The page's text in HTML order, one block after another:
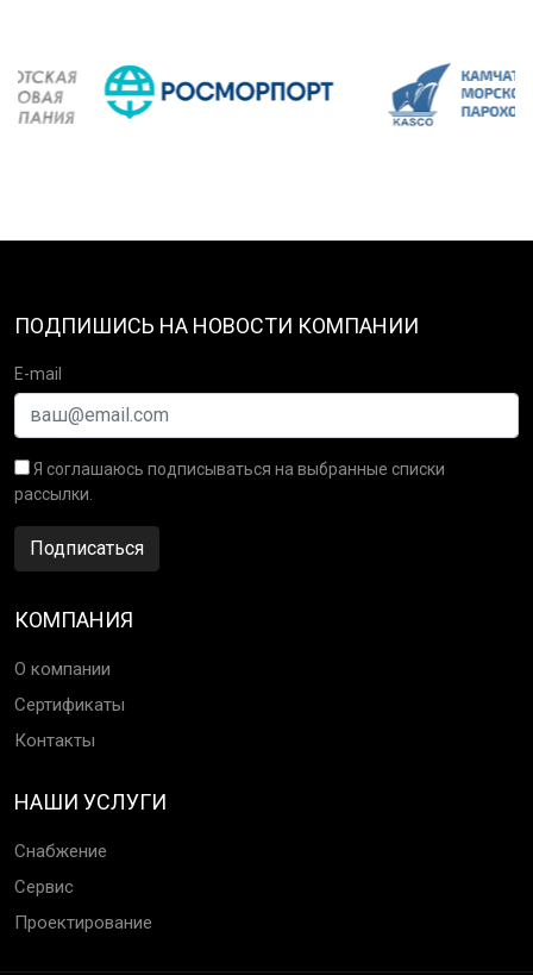
ПОДПИШИСЬ НА НОВОСТИ КОМПАНИИ
E-mail
Я соглашаюсь подписываться на выбранные списки
рассылки.
Подписаться
КОМПАНИЯ
О компании
Сертификаты
Контакты
НАШИ УСЛУГИ
Снабжение
Сервис
Проектирование